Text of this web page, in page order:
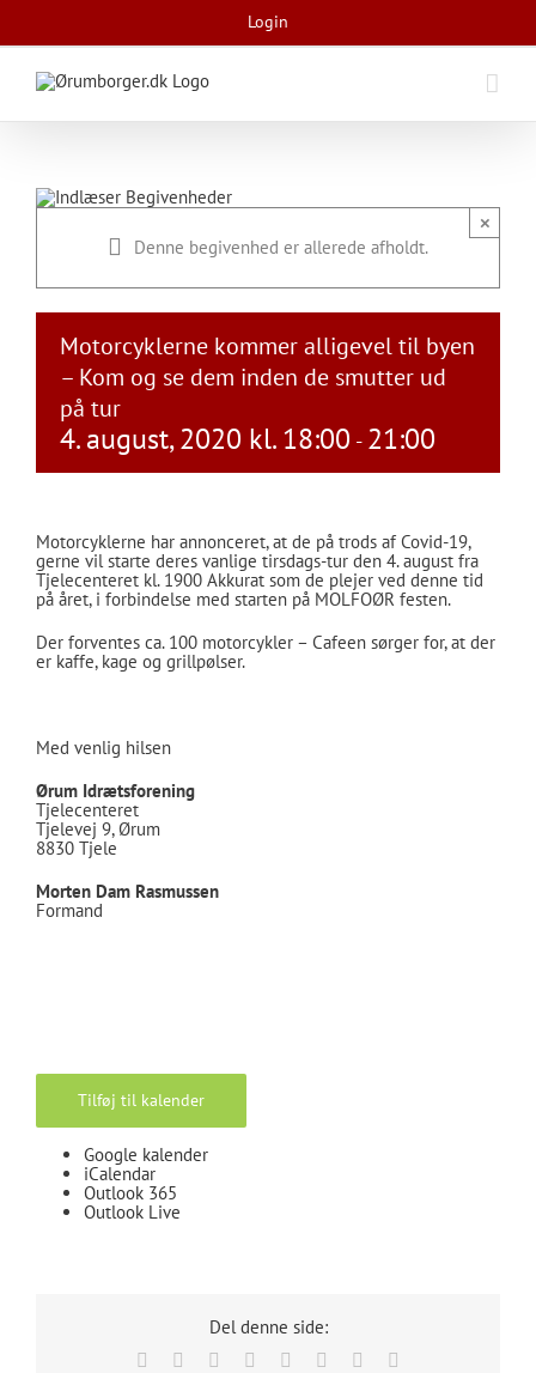
content
Login
Denne begivenhed er allerede afholdt.
×
Motorcyklerne kommer alligevel til byen
– Kom og se dem inden de smutter ud
på tur
4. august, 2020 kl. 18:00 - 21:00
Motorcyklerne har annonceret, at de på trods af Covid-19,
gerne vil starte deres vanlige tirsdags-tur den 4. august fra
Tjelecenteret kl. 1900 Akkurat som de plejer ved denne tid
på året, i forbindelse med starten på MOLFOØR festen.
Der forventes ca. 100 motorcykler – Cafeen sørger for, at der
er kaffe, kage og grillpølser.
Med venlig hilsen
Ørum Idrætsforening
Tjelecenteret
Tjelevej 9, Ørum
8830 Tjele
Morten Dam Rasmussen
Formand
Tilføj til kalender
Google kalender
iCalendar
Outlook 365
Outlook Live
Del denne side:
Facebook Reddit LinkedIn
TumblrPinterest